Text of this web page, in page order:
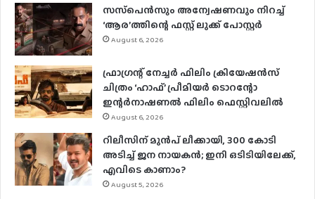
സസ്‌പെന്‍സും അന്വേഷണവും നിറച്ച്
‘ആര’ത്തിന്റെ ഫസ്റ്റ് ലുക്ക് പോസ്റ്റര്‍
August 6, 2026
ഫ്രാഗ്രന്റ് നേച്ചര്‍ ഫിലിം ക്രിയേഷന്‍സ്
ചിത്രം ‘ഹാഫ്’ പ്രീമിയര്‍ ടൊറന്റോ
ഇന്റര്‍നാഷണല്‍ ഫിലിം ഫെസ്റ്റിവലില്‍
August 6, 2026
റിലീസിന് മുൻപ് ലീക്കായി, 300 കോടി
അടിച്ച് ജന നായകൻ; ഇനി ഒടിടിയിലേക്ക്,
എവിടെ കാണാം?
August 5, 2026